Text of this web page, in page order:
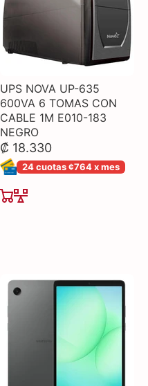
UPS NOVA UP-635
600VA 6 TOMAS CON
CABLE 1M E010-183
NEGRO
₡ 18.330
24 cuotas ¢764 x mes